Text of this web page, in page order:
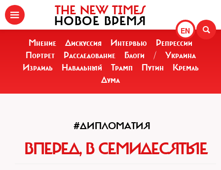
EN
THE NEW TIMES
НОВОЕ ВРЕМЯ
Мнение Дискуссия Интервью
Репрессии
Портрет
Расследование Блоги /
Украина
Израиль
Навальный Трамп Путин
Кремль
Дума
#ДИПЛОМАТИЯ
ВПЕРЕД, В СЕМИДЕСЯТЫЕ